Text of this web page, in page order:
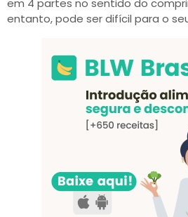
em 4 partes no sentido do
entanto, pode ser difícil para o